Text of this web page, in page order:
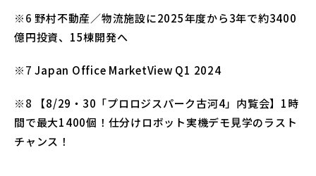
※6 野村不動産／物流施設に2025年度から3年で約3400
億円投資、15棟開発へ
※7Japan Office MarketView Q1 2024
※8
【8/29・30「プロロジスパーク古河4」内覧会】1時
間で最大1400個！仕分けロボット実機デモ見学のラスト
チャンス！